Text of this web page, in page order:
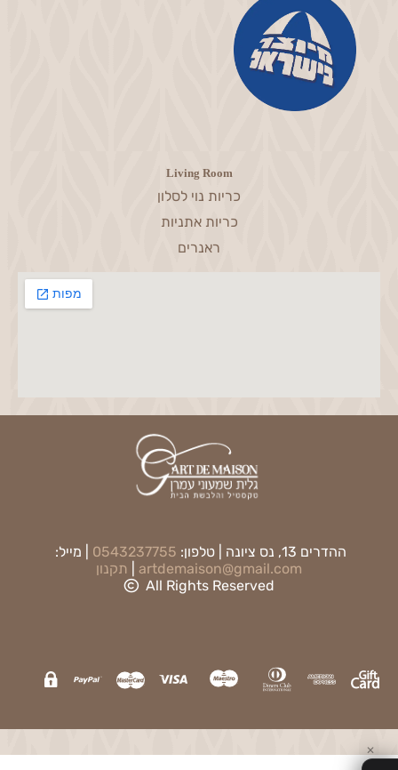
Living Room
כריות נוי לסלון
כריות אתניות
ראנרים
ההדרים 13, נס ציונה | טלפון: 0543237755 | מייל:
artdemaison@gmail.com
תקנון
All Rights Reserved
✕